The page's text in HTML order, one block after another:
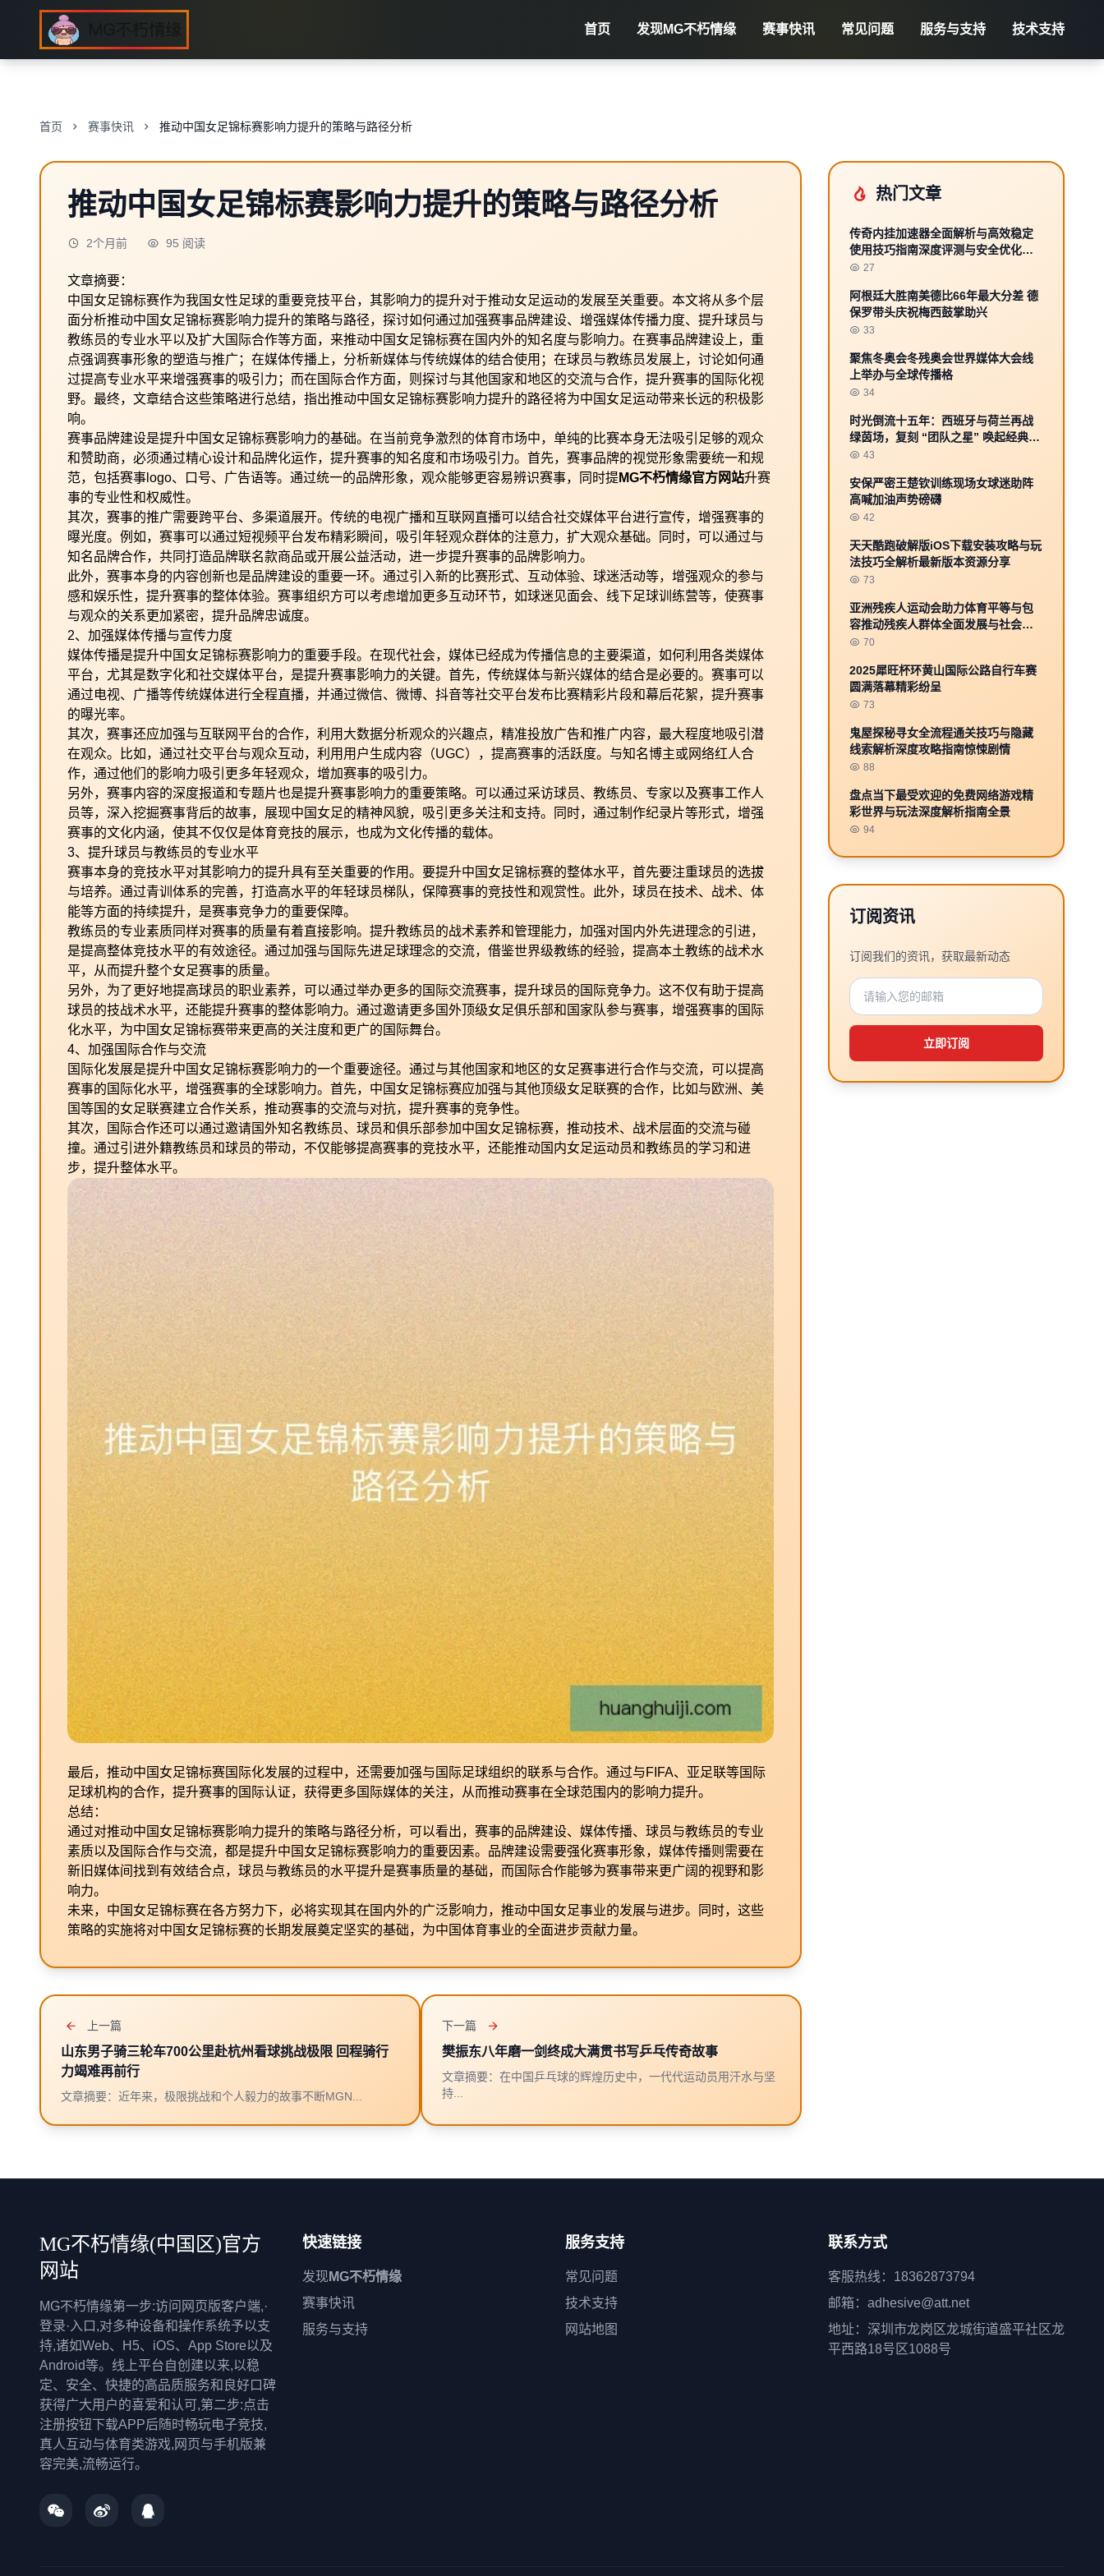
首页 发现MG不朽情缘 赛事快讯 常见问题 服务与支持 技术支持
首页 赛事快讯 推动中国女足锦标赛影响力提升的策略与路径分析
推动中国女足锦标赛影响力提升的策略与路径分析
2个月前 95 阅读
文章摘要：
中国女足锦标赛作为我国女性足球的重要竞技平台，其影响力的提升对于推动女足运动的发展至关重要。本文将从多个层
面分析推动中国女足锦标赛影响力提升的策略与路径，探讨如何通过加强赛事品牌建设、增强媒体传播力度、提升球员与
教练员的专业水平以及扩大国际合作等方面，来推动中国女足锦标赛在国内外的知名度与影响力。在赛事品牌建设上，重
点强调赛事形象的塑造与推广；在媒体传播上，分析新媒体与传统媒体的结合使用；在球员与教练员发展上，讨论如何通
过提高专业水平来增强赛事的吸引力；而在国际合作方面，则探讨与其他国家和地区的交流与合作，提升赛事的国际化视
野。最终，文章结合这些策略进行总结，指出推动中国女足锦标赛影响力提升的路径将为中国女足运动带来长远的积极影
响。
赛事品牌建设是提升中国女足锦标赛影响力的基础。在当前竞争激烈的体育市场中，单纯的比赛本身无法吸引足够的观众
和赞助商，必须通过精心设计和品牌化运作，提升赛事的知名度和市场吸引力。首先，赛事品牌的视觉形象需要统一和规
范，包括赛事logo、口号、广告语等。通过统一的品牌形象，观众能够更容易辨识赛事，同时提 MG不朽情缘官方网站升赛
事的专业性和权威性。
其次，赛事的推广需要跨平台、多渠道展开。传统的电视广播和互联网直播可以结合社交媒体平台进行宣传，增强赛事的
曝光度。例如，赛事可以通过短视频平台发布精彩瞬间，吸引年轻观众群体的注意力，扩大观众基础。同时，可以通过与
知名品牌合作，共同打造品牌联名款商品或开展公益活动，进一步提升赛事的品牌影响力。
此外，赛事本身的内容创新也是品牌建设的重要一环。通过引入新的比赛形式、互动体验、球迷活动等，增强观众的参与
感和娱乐性，提升赛事的整体体验。赛事组织方可以考虑增加更多互动环节，如球迷见面会、线下足球训练营等，使赛事
与观众的关系更加紧密，提升品牌忠诚度。
2、加强媒体传播与宣传力度
媒体传播是提升中国女足锦标赛影响力的重要手段。在现代社会，媒体已经成为传播信息的主要渠道，如何利用各类媒体
平台，尤其是数字化和社交媒体平台，是提升赛事影响力的关键。首先，传统媒体与新兴媒体的结合是必要的。赛事可以
通过电视、广播等传统媒体进行全程直播，并通过微信、微博、抖音等社交平台发布比赛精彩片段和幕后花絮，提升赛事
的曝光率。
其次，赛事还应加强与互联网平台的合作，利用大数据分析观众的兴趣点，精准投放广告和推广内容，最大程度地吸引潜
在观众。比如，通过社交平台与观众互动，利用用户生成内容（UGC），提高赛事的活跃度。与知名博主或网络红人合
作，通过他们的影响力吸引更多年轻观众，增加赛事的吸引力。
另外，赛事内容的深度报道和专题片也是提升赛事影响力的重要策略。可以通过采访球员、教练员、专家以及赛事工作人
员等，深入挖掘赛事背后的故事，展现中国女足的精神风貌，吸引更多关注和支持。同时，通过制作纪录片等形式，增强
赛事的文化内涵，使其不仅仅是体育竞技的展示，也成为文化传播的载体。
3、提升球员与教练员的专业水平
赛事本身的竞技水平对其影响力的提升具有至关重要的作用。要提升中国女足锦标赛的整体水平，首先要注重球员的选拔
与培养。通过青训体系的完善，打造高水平的年轻球员梯队，保障赛事的竞技性和观赏性。此外，球员在技术、战术、体
能等方面的持续提升，是赛事竞争力的重要保障。
教练员的专业素质同样对赛事的质量有着直接影响。提升教练员的战术素养和管理能力，加强对国内外先进理念的引进，
是提高整体竞技水平的有效途径。通过加强与国际先进足球理念的交流，借鉴世界级教练的经验，提高本土教练的战术水
平，从而提升整个女足赛事的质量。
另外，为了更好地提高球员的职业素养，可以通过举办更多的国际交流赛事，提升球员的国际竞争力。这不仅有助于提高
球员的技战术水平，还能提升赛事的整体影响力。通过邀请更多国外顶级女足俱乐部和国家队参与赛事，增强赛事的国际
化水平，为中国女足锦标赛带来更高的关注度和更广的国际舞台。
4、加强国际合作与交流
国际化发展是提升中国女足锦标赛影响力的一个重要途径。通过与其他国家和地区的女足赛事进行合作与交流，可以提高
赛事的国际化水平，增强赛事的全球影响力。首先，中国女足锦标赛应加强与其他顶级女足联赛的合作，比如与欧洲、美
国等国的女足联赛建立合作关系，推动赛事的交流与对抗，提升赛事的竞争性。
其次，国际合作还可以通过邀请国外知名教练员、球员和俱乐部参加中国女足锦标赛，推动技术、战术层面的交流与碰
撞。通过引进外籍教练员和球员的带动，不仅能够提高赛事的竞技水平，还能推动国内女足运动员和教练员的学习和进
步，提升整体水平。
最后，推动中国女足锦标赛国际化发展的过程中，还需要加强与国际足球组织的联系与合作。通过与FIFA、亚足联等国际
足球机构的合作，提升赛事的国际认证，获得更多国际媒体的关注，从而推动赛事在全球范围内的影响力提升。
总结：
通过对推动中国女足锦标赛影响力提升的策略与路径分析，可以看出，赛事的品牌建设、媒体传播、球员与教练员的专业
素质以及国际合作与交流，都是提升中国女足锦标赛影响力的重要因素。品牌建设需要强化赛事形象，媒体传播则需要在
新旧媒体间找到有效结合点，球员与教练员的水平提升是赛事质量的基础，而国际合作能够为赛事带来更广阔的视野和影
响力。
未来，中国女足锦标赛在各方努力下，必将实现其在国内外的广泛影响力，推动中国女足事业的发展与进步。同时，这些
策略的实施将对中国女足锦标赛的长期发展奠定坚实的基础，为中国体育事业的全面进步贡献力量。
上一篇
山东男子骑三轮车700公里赴杭州看球挑战极限 回程骑行
力竭难再前行
文章摘要：近年来，极限挑战和个人毅力的故事不断MGN...
下一篇
樊振东八年磨一剑终成大满贯书写乒乓传奇故事
文章摘要：在中国乒乓球的辉煌历史中，一代代运动员用汗水与坚
持...
热门文章
传奇内挂加速器全面解析与高效稳定
使用技巧指南深度评测与安全优化方
案 27
阿根廷大胜南美德比66年最大分差 德
保罗带头庆祝梅西鼓掌助兴
33
聚焦冬奥会冬残奥会世界媒体大会线
上举办与全球传播格
34
时光倒流十五年：西班牙与荷兰再战
绿茵场，复刻 “团队之星” 唤起经典记
忆 43
安保严密王楚钦训练现场女球迷助阵
高喊加油声势磅礴
42
天天酷跑破解版iOS下载安装攻略与玩
法技巧全解析最新版本资源分享
73
亚洲残疾人运动会助力体育平等与包
容推动残疾人群体全面发展与社会融
入 70
2025犀旺杯环黄山国际公路自行车赛
圆满落幕精彩纷呈
73
鬼屋探秘寻女全流程通关技巧与隐藏
线索解析深度攻略指南惊悚剧情
88
盘点当下最受欢迎的免费网络游戏精
彩世界与玩法深度解析指南全景
94
订阅资讯
订阅我们的资讯，获取最新动态
立即订阅
MG不朽情缘(中国区)官方
网站
MG不朽情缘第一步:访问网页版客户端,·
登录·入口,对多种设备和操作系统予以支
持,诸如Web、H5、iOS、App Store以及
Android等。线上平台自创建以来,以稳
定、安全、快捷的高品质服务和良好口碑
获得广大用户的喜爱和认可,第二步:点击
注册按钮下载APP后随时畅玩电子竞技,
真人互动与体育类游戏,网页与手机版兼
容完美,流畅运行。
快速链接
发现MG不朽情缘
赛事快讯
服务与支持
服务支持
常见问题
技术支持
网站地图
联系方式
客服热线：18362873794
邮箱：adhesive@att.net
地址：深圳市龙岗区龙城街道盛平社区龙
平西路18号区1088号